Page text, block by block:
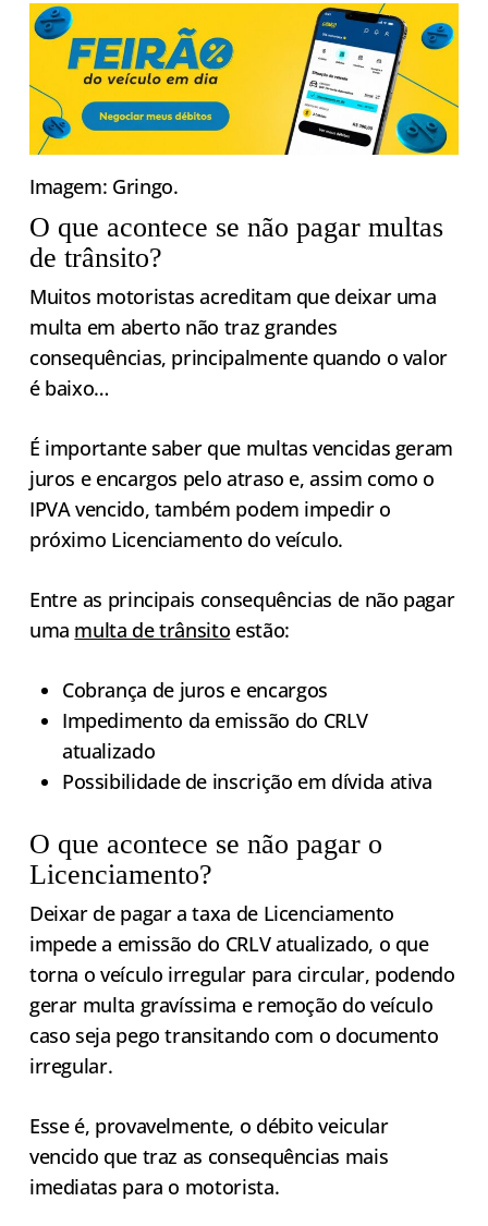
Imagem: Gringo.
O que acontece se não pagar multas
de trânsito?
Muitos motoristas acreditam que deixar uma
multa em aberto não traz grandes
consequências, principalmente quando o valor
é baixo…
É importante saber que multas vencidas geram
juros e encargos pelo atraso e, assim como o
IPVA vencido, também podem impedir o
próximo Licenciamento do veículo.
Entre as principais consequências de não pagar
uma multa de trânsito estão:
Cobrança de juros e encargos
Impedimento da emissão do CRLV
atualizado
Possibilidade de inscrição em dívida ativa
O que acontece se não pagar o
Licenciamento?
Deixar de pagar a taxa de Licenciamento
impede a emissão do CRLV atualizado, o que
torna o veículo irregular para circular, podendo
gerar multa gravíssima e remoção do veículo
caso seja pego transitando com o documento
irregular.
Esse é, provavelmente, o débito veicular
vencido que traz as consequências mais
imediatas para o motorista.